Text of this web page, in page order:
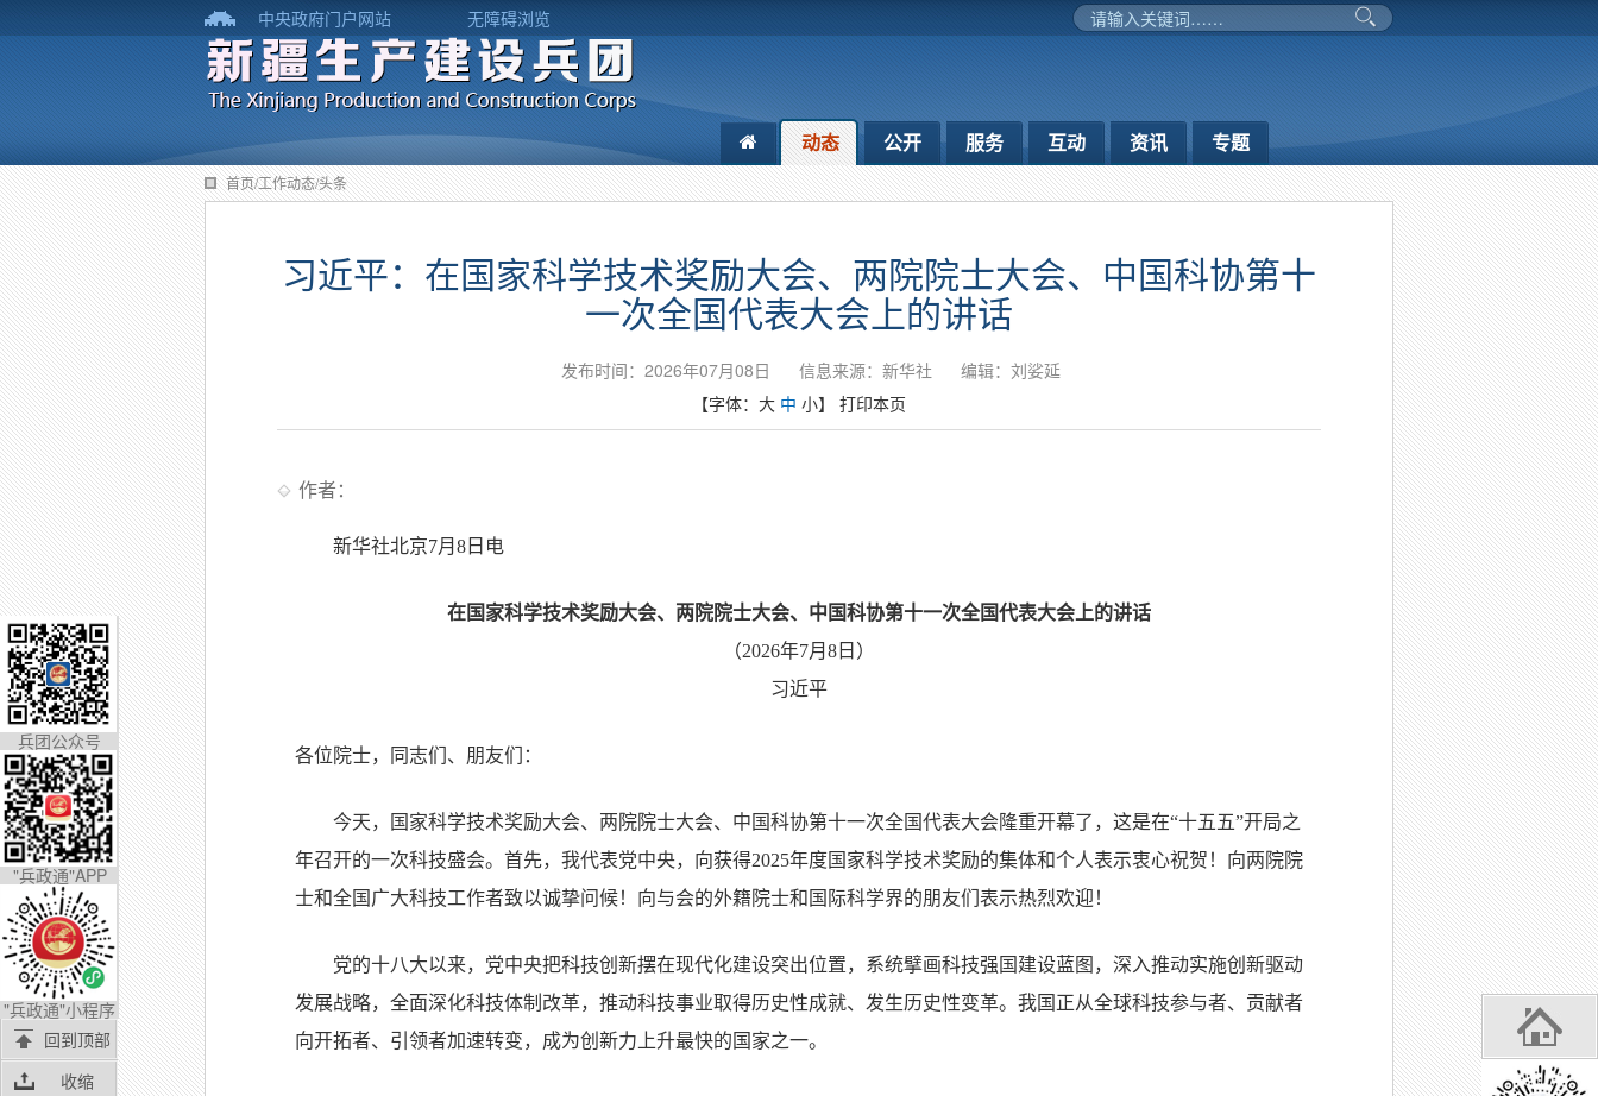
中央政府门户网站 无障碍浏览
动态 公开 服务 互动 资讯 专题
首页/工作动态/头条
习近平：在国家科学技术奖励大会、两院院士大会、中国科协第十
一次全国代表大会上的讲话
发布时间：2026年07月08日 信息来源：新华社
编辑：刘娑延
【字体： 大 中 小】 打印本页
作者：
新华社北京7月8日电
在国家科学技术奖励大会、两院院士大会、中国科协第十一次全国代表大会上的讲话
（2026年7月8日）
习近平
各位院士，同志们、朋友们：
今天，国家科学技术奖励大会、两院院士大会、中国科协第十一次全国代表大会隆重开幕了，这是在“十五五”开局之
年召开的一次科技盛会。首先，我代表党中央，向获得2025年度国家科学技术奖励的集体和个人表示衷心祝贺！向两院院
士和全国广大科技工作者致以诚挚问候！向与会的外籍院士和国际科学界的朋友们表示热烈欢迎！
党的十八大以来，党中央把科技创新摆在现代化建设突出位置，系统擘画科技强国建设蓝图，深入推动实施创新驱动
发展战略，全面深化科技体制改革，推动科技事业取得历史性成就、发生历史性变革。我国正从全球科技参与者、贡献者
向开拓者、引领者加速转变，成为创新力上升最快的国家之一。
兵团公众号
"兵政通"APP
"兵政通"小程序
回到顶部
收缩